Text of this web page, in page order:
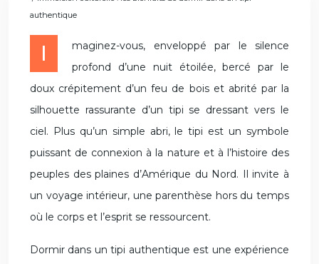
authentique
Imaginez-vous, enveloppé par le silence
profond d’une nuit étoilée, bercé par le
doux crépitement d’un feu de bois et abrité par la
silhouette rassurante d’un tipi se dressant vers le
ciel. Plus qu’un simple abri, le tipi est un symbole
puissant de connexion à la nature et à l’histoire des
peuples des plaines d’Amérique du Nord. Il invite à
un voyage intérieur, une parenthèse hors du temps
où le corps et l’esprit se ressourcent.
Dormir dans un tipi authentique est une expérience